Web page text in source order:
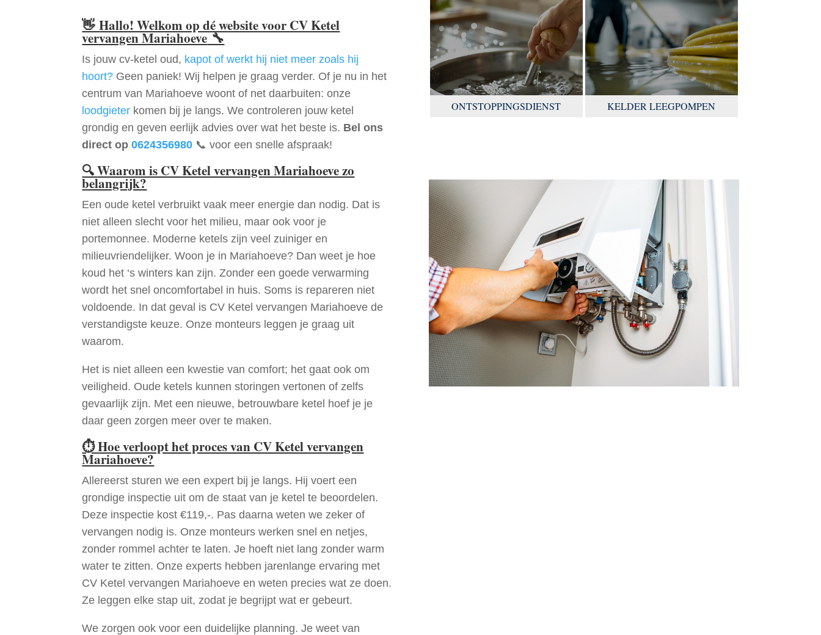
👋Hallo! Welkom op dé website voor CV Ketel
vervangen Mariahoeve🔧
Is jouw cv-ketel oud, kapot of werkt hij niet meer zoals hij
hoort? Geen paniek! Wij helpen je graag verder. Of je nu in het
centrum van Mariahoeve woont of net daarbuiten: onze
loodgieter komen bij je langs. We controleren jouw ketel
grondig en geven eerlijk advies over wat het beste is. Bel ons
direct op0624356980 📞 voor een snelle afspraak!
🔍Waarom is CV Ketel vervangen Mariahoeve zo
belangrijk?
Een oude ketel verbruikt vaak meer energie dan nodig. Dat is
niet alleen slecht voor het milieu, maar ook voor je
portemonnee. Moderne ketels zijn veel zuiniger en
milieuvriendelijker. Woon je in Mariahoeve? Dan weet je hoe
koud het ‘s winters kan zijn. Zonder een goede verwarming
wordt het snel oncomfortabel in huis. Soms is repareren niet
voldoende. In dat geval is CV Ketel vervangen Mariahoeve de
verstandigste keuze. Onze monteurs leggen je graag uit
waarom.
Het is niet alleen een kwestie van comfort; het gaat ook om
veiligheid. Oude ketels kunnen storingen vertonen of zelfs
gevaarlijk zijn. Met een nieuwe, betrouwbare ketel hoef je je
daar geen zorgen meer over te maken.
⏱Hoe verloopt het proces van CV Ketel vervangen
Mariahoeve?
Allereerst sturen we een expert bij je langs. Hij voert een
grondige inspectie uit om de staat van je ketel te beoordelen.
Deze inspectie kost €119,-. Pas daarna weten we zeker of
vervangen nodig is. Onze monteurs werken snel en netjes,
zonder rommel achter te laten. Je hoeft niet lang zonder warm
water te zitten. Onze experts hebben jarenlange ervaring met
CV Ketel vervangen Mariahoeve en weten precies wat ze doen.
Ze leggen elke stap uit, zodat je begrijpt wat er gebeurt.
We zorgen ook voor een duidelijke planning. Je weet van
ONTSTOPPINGSDIENST KELDER LEEGPOMPEN